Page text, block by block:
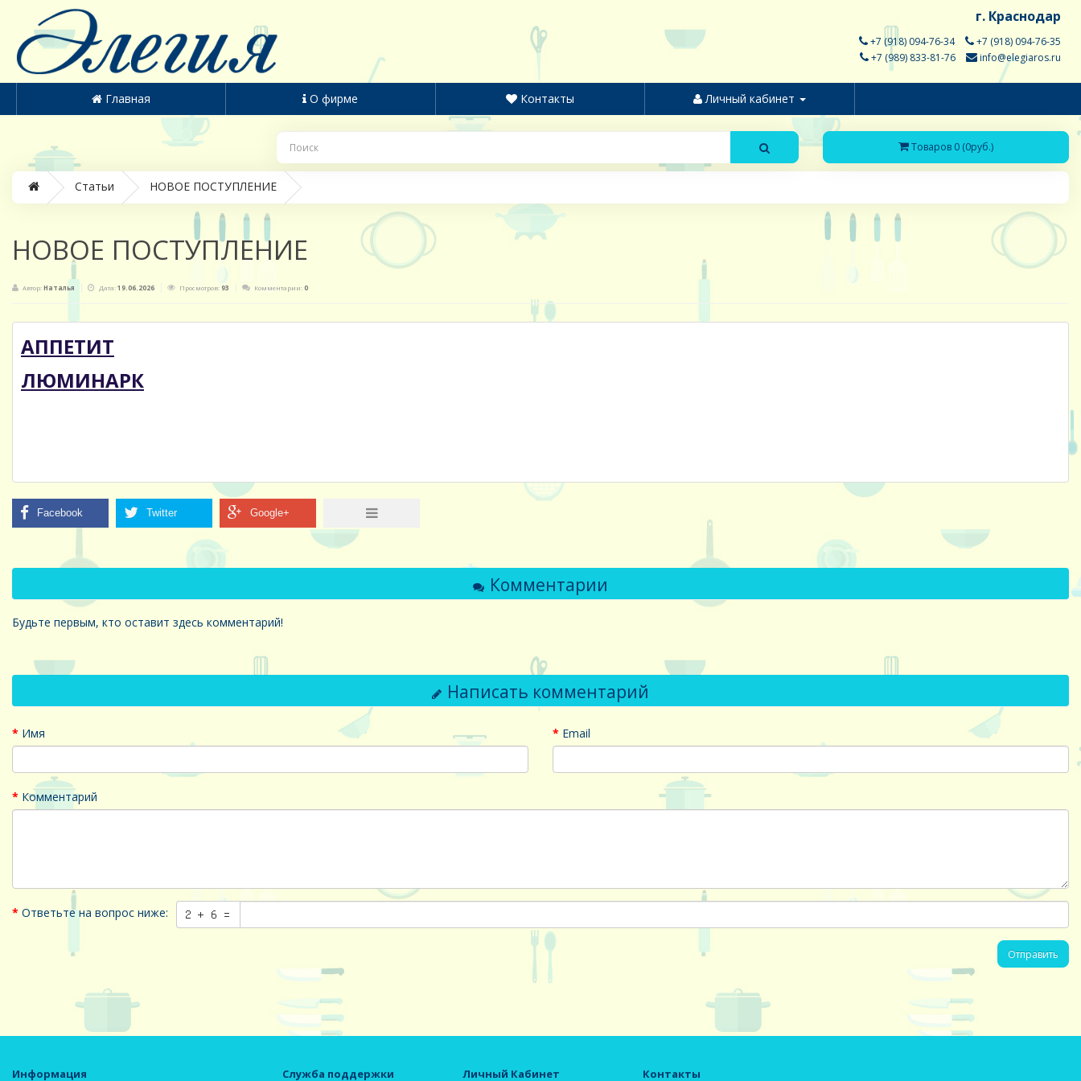
г. Краснодар
+7 (918) 094-76-34
+7 (918) 094-76-35
+7 (989) 833-81-76
info@elegiaros.ru
Главная О фирме Контакты Личный кабинет
Товаров 0 (0руб.)
Статьи НОВОЕ ПОСТУПЛЕНИЕ
НОВОЕ ПОСТУПЛЕНИЕ
Автор:Наталья Дата:19.06.2026 Просмотров:93 Комментарии:0
АППЕТИТ
ЛЮМИНАРК
Комментарии
Будьте первым, кто оставит здесь комментарий!
Написать комментарий
Имя Email
Комментарий
Ответьте на вопрос ниже:
Отправить
Информация Служба поддержки Личный Кабинет Контакты